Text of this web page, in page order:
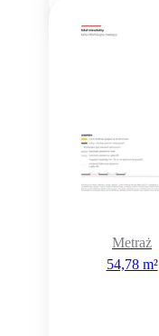
Metraż
54,78 m²